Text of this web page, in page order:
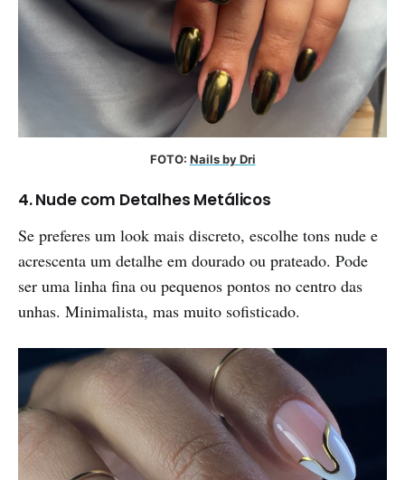
FOTO: Nails by Dri
4. Nude com Detalhes Metálicos
Se preferes um look mais discreto, escolhe tons nude e
acrescenta um detalhe em dourado ou prateado. Pode
ser uma linha fina ou pequenos pontos no centro das
unhas. Minimalista, mas muito sofisticado.